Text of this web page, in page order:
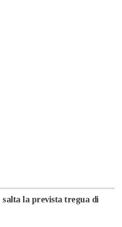
salta la prevista tregua di